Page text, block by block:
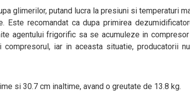
glimerilor, putand lucra la presiuni si temperaturi
recomandat ca dupa primirea
agentului frigorific sa se acumuleze in
iar in aceasta situatie, producatorii
si 30.7 cm inaltime, avand o greutate de 13.8 kg.